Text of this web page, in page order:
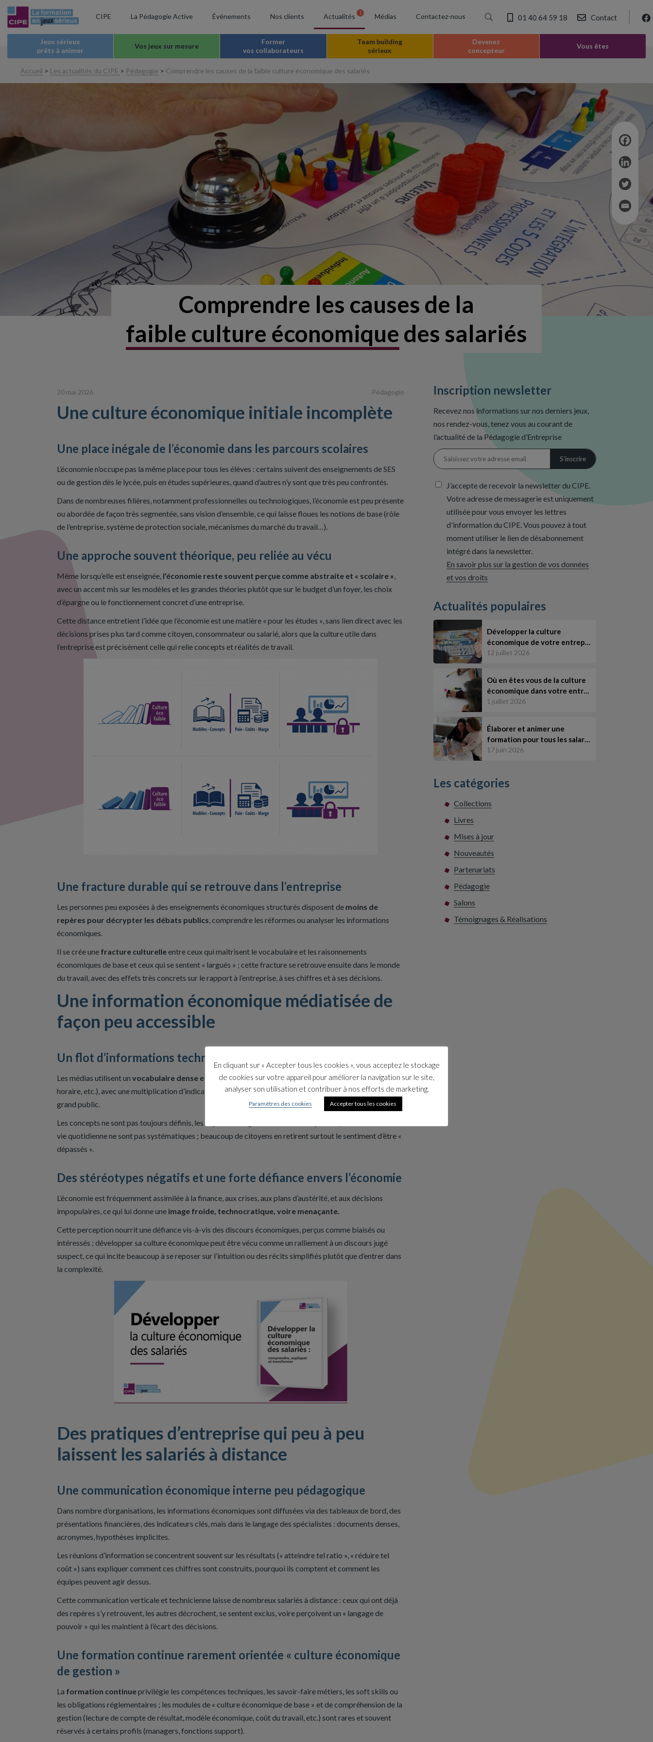
CIPE La Pédagogie Active Événements Nos clients Actualités 1 Médias Contactez-nous 01 40 64 59 18 Contact
Jeux sérieux
prêts à animer
Vos jeux sur mesure
Former
vos collaborateurs
Team building
sérieux
Devenez
concepteur
Vous êtes
Accueil > Les actualités du CIPE > Pédagogie > Comprendre les causes de la faible culture économique des salariés
Comprendre les causes de la
faible culture économique des salariés
20 mai 2026 Pédagogie
Une culture économique initiale incomplète
Une place inégale de l’économie dans les parcours scolaires
L’économie n’occupe pas la même place pour tous les élèves : certains suivent des enseignements de SES
ou de gestion dès le lycée, puis en études supérieures, quand d’autres n’y sont que très peu confrontés.
Dans de nombreuses filières, notamment professionnelles ou technologiques, l’économie est peu présente
ou abordée de façon très segmentée, sans vision d’ensemble, ce qui laisse floues les notions de base (rôle
de l’entreprise, système de protection sociale, mécanismes du marché du travail…).​
Une approche souvent théorique, peu reliée au vécu
Même lorsqu’elle est enseignée, l’économie reste souvent perçue comme abstraite et « scolaire »,
avec un accent mis sur les modèles et les grandes théories plutôt que sur le budget d’un foyer, les choix
d’épargne ou le fonctionnement concret d’une entreprise.
Cette distance entretient l’idée que l’économie est une matière « pour les études », sans lien direct avec les
décisions prises plus tard comme citoyen, consommateur ou salarié, alors que la culture utile dans
l’entreprise est précisément celle qui relie concepts et réalités de travail.
Une fracture durable qui se retrouve dans l’entreprise
Les personnes peu exposées à des enseignements économiques structurés disposent de moins de
repères pour décrypter les débats publics, comprendre les réformes ou analyser les informations
économiques.​
Il se crée une fracture culturelleentre ceux qui maîtrisent le vocabulaire et les raisonnements
économiques de base et ceux qui se sentent « largués » ; cette fracture se retrouve ensuite dans le monde
du travail, avec des effets très concrets sur le rapport à l’entreprise, à ses chiffres et à ses décisions.
Une information économique médiatisée de
façon peu accessible
Un flot d’informations techniciennes et peu pédagogiques
Les médias utilisent un vocabulaire dense et technique(taux directeurs, déficit structurel, productivité
horaire, etc.), avec une multiplication d’indicateurs et de commentaires difficiles à hiérarchiser pour le
grand public.​
Les concepts ne sont pas toujours définis, les enjeux de long terme rarement explicites, et les liens avec la
vie quotidienne ne sont pas systématiques ; beaucoup de citoyens en retirent surtout le sentiment d’être «
dépassés ».
Des stéréotypes négatifs et une forte défiance envers l’économie
L’économie est fréquemment assimilée à la finance, aux crises, aux plans d’austérité, et aux décisions
impopulaires, ce qui lui donne une image froide, technocratique, voire menaçante.
Cette perception nourrit une défiance vis-à-vis des discours économiques, perçus comme biaisés ou
intéressés ; développer sa culture économique peut être vécu comme un ralliement à un discours jugé
suspect, ce qui incite beaucoup à se reposer sur l’intuition ou des récits simplifiés plutôt que d’entrer dans
la complexité.
Des pratiques d’entreprise qui peu à peu
laissent les salariés à distance
Une communication économique interne peu pédagogique
Dans nombre d’organisations, les informations économiques sont diffusées via des tableaux de bord, des
présentations financières, des indicateurs clés, mais dans le langage des spécialistes : documents denses,
acronymes, hypothèses implicites.
Les réunions d’information se concentrent souvent sur les résultats (« atteindre tel ratio », « réduire tel
coût ») sans expliquer comment ces chiffres sont construits, pourquoi ils comptent et comment les
équipes peuvent agir dessus.
Cette communication verticale et technicienne laisse de nombreux salariés à distance : ceux qui ont déjà
des repères s’y retrouvent, les autres décrochent, se sentent exclus, voire perçoivent un « langage de
pouvoir » qui les maintient à l’écart des décisions.
Une formation continue rarement orientée « culture économique
de gestion »
La formation continueprivilégie les compétences techniques, les savoir-faire métiers, les soft skills ou
les obligations réglementaires ; les modules de « culture économique de base » et de compréhension de la
gestion (lecture de compte de résultat, modèle économique, coût du travail, etc.) sont rares et souvent
réservés à certains profils (managers, fonctions support).​
Inscription newsletter
Recevez nos informations sur nos derniers jeux,
nos rendez-vous, tenez vous au courant de
l’actualité de la Pédagogie d’Entreprise
J’accepte de recevoir la newsletter du CIPE.
Votre adresse de messagerie est uniquement
utilisée pour vous envoyer les lettres
d'information du CIPE. Vous pouvez à tout
moment utiliser le lien de désabonnement
intégré dans la newsletter.
En savoir plus sur la gestion de vos données
et vos droits
Actualités populaires
Développer la culture
économique de votre entrep…
12 juillet 2026
Où en êtes vous de la culture
économique dans votre entr…
1 juillet 2026
Élaborer et animer une
formation pour tous les salar…
17 juin 2026
Les catégories
Collections
Livres
Mises à jour
Nouveautés
Partenariats
Pédagogie
Salons
Témoignages & Réalisations
En cliquant sur « Accepter tous les cookies », vous acceptez le stockage
de cookies sur votre appareil pour améliorer la navigation sur le site,
analyser son utilisation et contribuer à nos efforts de marketing.
Paramètres des cookies Accepter tous les cookies